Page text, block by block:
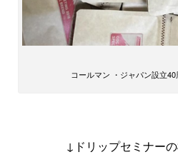
コールマン ・ジャパン設立
↓ドリップセミナー